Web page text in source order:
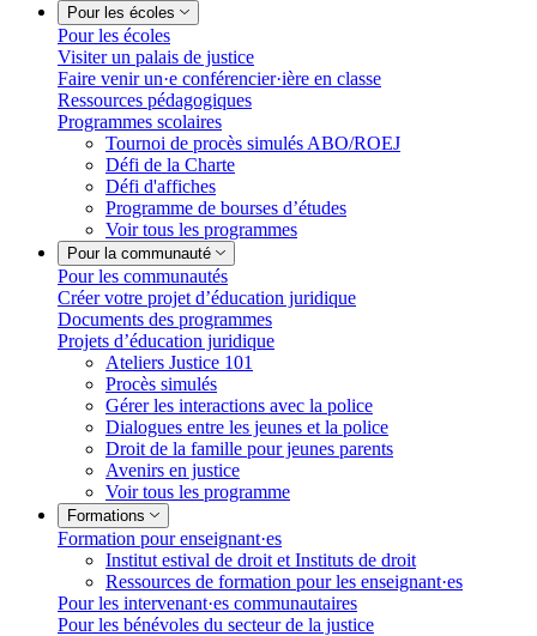
Pour les écoles
Pour les écoles
Visiter un palais de justice
Faire venir un·e conférencier·ière en classe
Ressources pédagogiques
Programmes scolaires
Tournoi de procès simulés ABO/ROEJ
Défi de la Charte
Défi d'affiches
Programme de bourses d’études
Voir tous les programmes
Pour la communauté
Pour les communautés
Créer votre projet d’éducation juridique
Documents des programmes
Projets d’éducation juridique
Ateliers Justice 101
Procès simulés
Gérer les interactions avec la police
Dialogues entre les jeunes et la police
Droit de la famille pour jeunes parents
Avenirs en justice
Voir tous les programme
Formations
Formation pour enseignant·es
Institut estival de droit et Instituts de droit
Ressources de formation pour les enseignant·es
Pour les intervenant·es communautaires
Pour les bénévoles du secteur de la justice